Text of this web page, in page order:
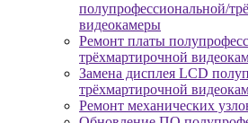
полупрофессиональной/
видеокамеры
Ремонт платы
трёхмартирочной
Замена дисплея LCD
трёхмартирочной
Ремонт механических